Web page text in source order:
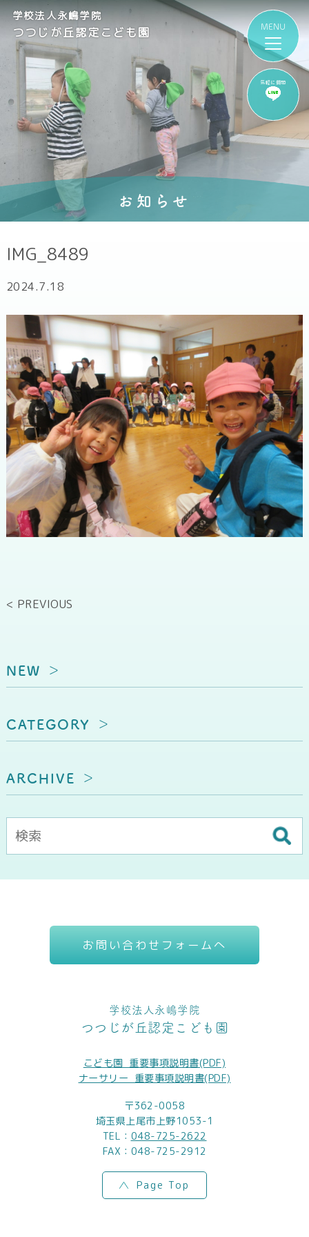
気軽に質問
学校法人永嶋学院
つつじが丘認定こども園
お知らせ
IMG_8489
2024.7.18
< PREVIOUS
NEW
CATEGORY
ARCHIVE
お問い合わせフォームへ
学校法人永嶋学院
つつじが丘認定こども園
こども園_重要事項説明書(PDF)
ナーサリー_重要事項説明書(PDF)
〒362-0058
埼玉県上尾市上野1053-1
TEL： 048-725-2622
FAX：048-725-2912
Page Top